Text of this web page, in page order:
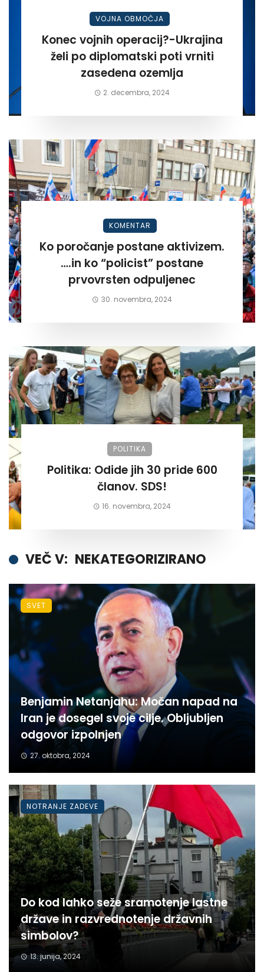
VOJNA OBMOČJA
Konec vojnih operacij?-Ukrajina
želi po diplomatski poti vrniti
zasedena ozemlja
2. decembra, 2024
KOMENTAR
Ko poročanje postane aktivizem.
….in ko “policist” postane
prvovrsten odpuljenec
30. novembra, 2024
POLITIKA
Politika: Odide jih 30 pride 600
članov. SDS!
16. novembra, 2024
VEČ V: NEKATEGORIZIRANO
Benjamin Netanjahu: Močan napad na
Iran je dosegel svoje cilje. Obljubljen
odgovor izpolnjen
27. oktobra, 2024
SVET
Do kod lahko seže sramotenje lastne
države in razvrednotenje državnih
simbolov?
13. junija, 2024
NOTRANJE ZADEVE